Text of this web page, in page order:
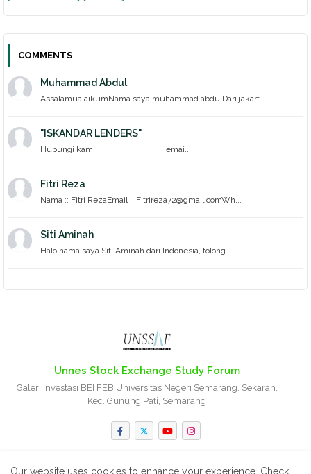
COMMENTS
Muhammad Abdul
AssalamualaikumNama saya muhammad abdulDari jakart...
"ISKANDAR LENDERS"
Hubungi kami: emai...
Fitri Reza
Nama :: Fitri RezaEmail :: Fitrireza72@gmail.comWh...
Siti Aminah
Halo,nama saya Siti Aminah dari Indonesia, tolong ...
Unnes Stock Exchange Study Forum
Galeri Investasi BEI FEB Universitas Negeri Semarang, Sekaran,
Kec. Gunung Pati, Semarang
Our website uses cookies to enhance your experience. Check